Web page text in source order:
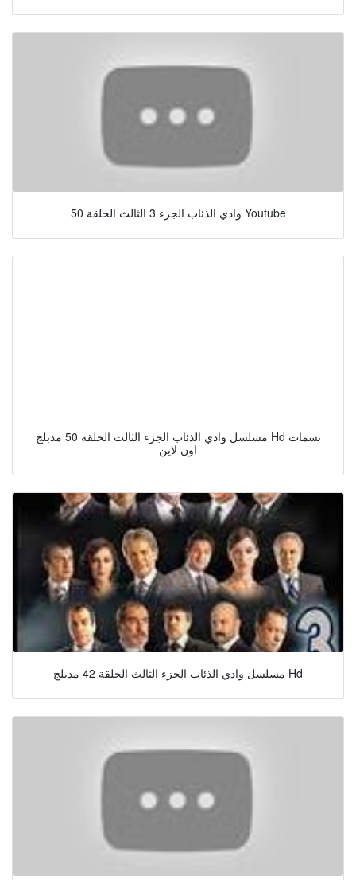
وادي الذئاب الجزء 3 الثالث الحلقة 50 Youtube
مسلسل وادي الذئاب الجزء الثالث الحلقة 50 مدبلج Hd نسمات
اون لاين
مسلسل وادي الذئاب الجزء الثالث الحلقة 42 مدبلج Hd